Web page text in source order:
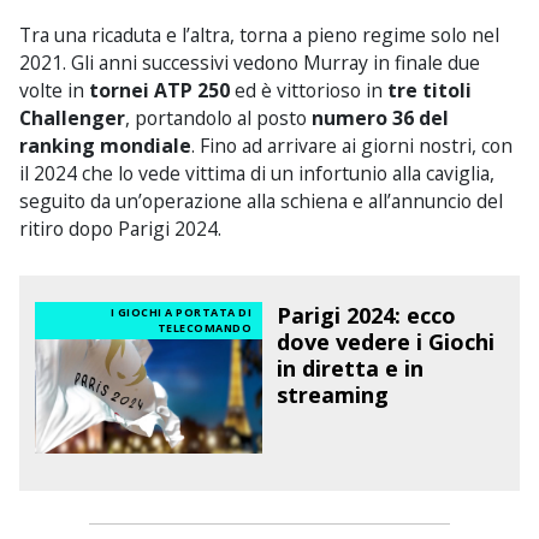
Tra una ricaduta e l’altra, torna a pieno regime solo nel
2021. Gli anni successivi vedono Murray in finale due
volte in tornei ATP 250ed è vittorioso in tre titoli
Challenger, portandolo al posto numero 36 del
ranking mondiale. Fino ad arrivare ai giorni nostri, con
il 2024 che lo vede vittima di un infortunio alla caviglia,
seguito da un’operazione alla schiena e all’annuncio del
ritiro dopo Parigi 2024.
I GIOCHI A PORTATA DI
TELECOMANDO
Parigi 2024: ecco
dove vedere i Giochi
in diretta e in
streaming